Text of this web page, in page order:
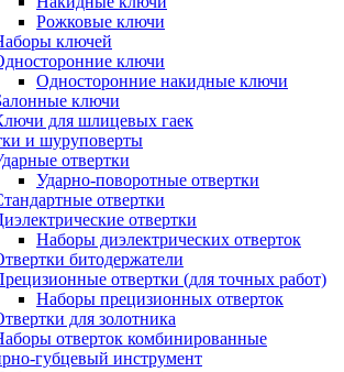
Рожковые ключи
ключей
ключи
Односторонние накидные ключи
ключи
для шлицевых гаек
и шуруповерты
отвертки
Ударно-поворотные отвертки
отвертки
отвертки
Наборы диэлектрических отверток
битодержатели
отвертки (для точных работ)
Наборы прецизионных отверток
для золотника
отверток комбинированные
губцевый инструмент